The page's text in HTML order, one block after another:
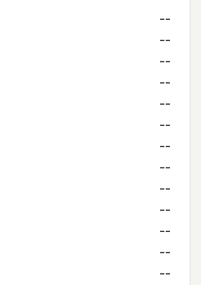
--
--
--
--
--
--
--
--
--
--
--
--
--